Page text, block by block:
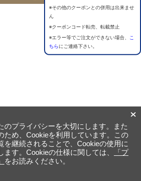
※その他のクーポンとの併用は出来ませ
ん
※クーポンコード転売、転載禁止
※エラー等でご注文ができない場合、
こ
ちらにご連絡下さい。
のプライバシーを大切にします。また
ため、Cookieを利用しています。この
を継続されることで、Cookieの使用に
す。Cookieの仕様に関しては、
「プ
をお読みください。